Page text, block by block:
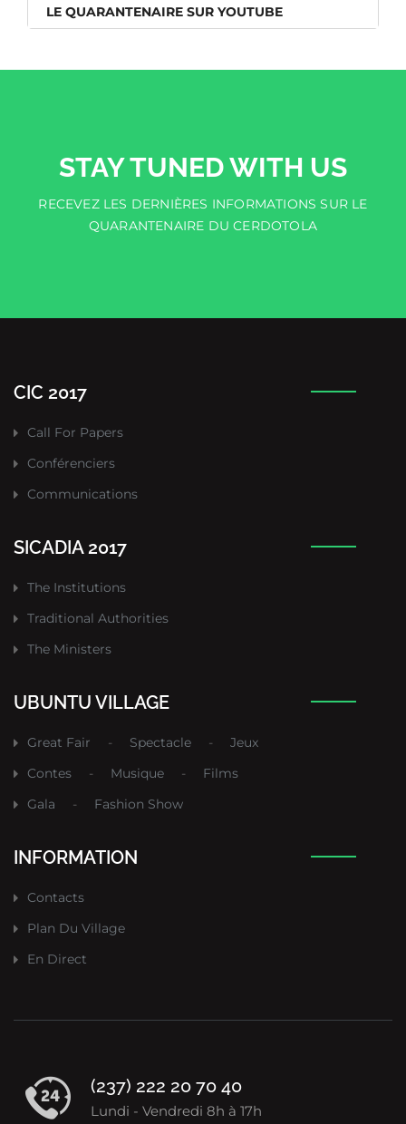
LE QUARANTENAIRE SUR YOUTUBE
STAY TUNED WITH US
RECEVEZ LES DERNIÈRES INFORMATIONS SUR LE
QUARANTENAIRE DU CERDOTOLA
CIC 2017
Call For Papers
Conférenciers
Communications
SICADIA 2017
The Institutions
Traditional Authorities
The Ministers
UBUNTU VILLAGE
Great Fair - Spectacle -
Jeux
Contes
- Musique -
Films
Gala
- Fashion Show
INFORMATION
Contacts
Plan Du Village
En Direct
(237) 222 20 70 40
Lundi - Vendredi 8h à 17h